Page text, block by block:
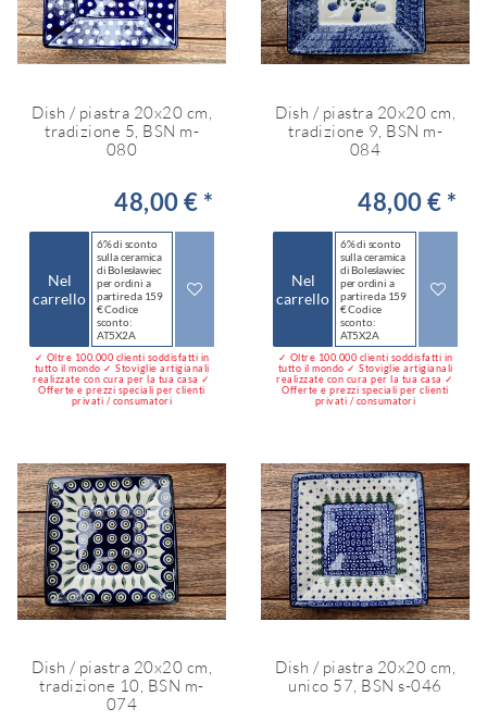
Dish / piastra 20x20 cm,
tradizione 5, BSN m-
080
48,00 € *
Nel
carrello
6% di sconto
sulla ceramica
di Bolesławiec
per ordini a
partire da 159
€ Codice
sconto:
AT5X2A
✓ Oltre 100.000 clienti soddisfatti in
tutto il mondo ✓ Stoviglie artigianali
realizzate con cura per la tua casa ✓
Offerte e prezzi speciali per clienti
privati / consumatori
Dish / piastra 20x20 cm,
tradizione 9, BSN m-
084
48,00 € *
Nel
carrello
6% di sconto
sulla ceramica
di Bolesławiec
per ordini a
partire da 159
€ Codice
sconto:
AT5X2A
✓ Oltre 100.000 clienti soddisfatti in
tutto il mondo ✓ Stoviglie artigianali
realizzate con cura per la tua casa ✓
Offerte e prezzi speciali per clienti
privati / consumatori
Dish / piastra 20x20 cm,
tradizione 10, BSN m-
074
Dish / piastra 20x20 cm,
unico 57, BSN s-046